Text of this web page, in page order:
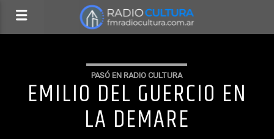
PASÓ EN RADIO CULTURA
EMILIO DEL GUERCIO EN
LA DEMARE